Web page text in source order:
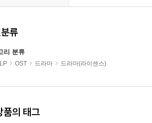
류
리 분류
OST 드라마 드라마(라이센스)
품의 태그